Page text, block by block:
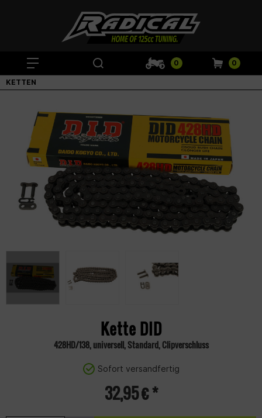
0 0
KETTEN
Kette DID
428HD/138, universell, Standard, Clipverschluss
Sofort versandfertig
32,95 € *